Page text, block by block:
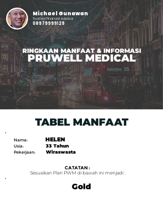
Michael Gunawan
Trusted Financial Advisor
08979999129
RINGKAAN MANFAAT & INFORMASI
PRUWELL MEDICAL
TABEL MANFAAT
Nama:
Usia:
Pekerjaan:
HELEN
33 Tahun
Wiraswasta
CATATAN :
Sesuaikan Plan PWM di bawah ini menjadi :
Gold